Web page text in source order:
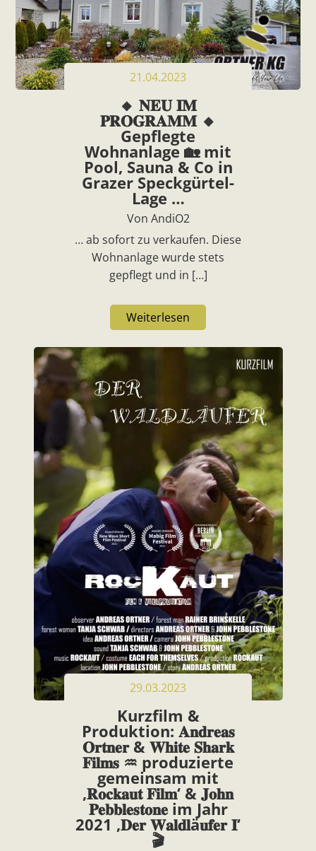
21.04.2023
🔸 𝐍𝐄𝐔 𝐈𝐌
𝐏𝐑𝐎𝐆𝐑𝐀𝐌𝐌 🔸
Gepflegte
Wohnanlage 🏡 mit
Pool, Sauna & Co in
Grazer Speckgürtel-
Lage …
Von AndiO2
… ab sofort zu verkaufen. Diese
Wohnanlage wurde stets
gepflegt und in […]
Weiterlesen
29.03.2023
Kurzfilm &
Produktion: 𝐀𝐧𝐝𝐫𝐞𝐚𝐬
𝐎𝐫𝐭𝐧𝐞𝐫 & 𝐖𝐡𝐢𝐭𝐞 𝐒𝐡𝐚𝐫𝐤
𝐅𝐢𝐥𝐦𝐬 ♒️ produzierte
gemeinsam mit
‚𝐑𝐨𝐜𝐤𝐚𝐮𝐭 𝐅𝐢𝐥𝐦‘ & 𝐉𝐨𝐡𝐧
𝐏𝐞𝐛𝐛𝐥𝐞𝐬𝐭𝐨𝐧𝐞 im Jahr
2021 ‚𝐃𝐞𝐫 𝐖𝐚𝐥𝐝𝐥ä𝐮𝐟𝐞𝐫 𝐈‘
🎬